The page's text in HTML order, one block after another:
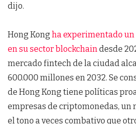
dijo.
Hong Kong ha experimentado
en su sector blockchain desde
mercado fintech de la ciudad
600.000 millones en 2032. Se
de Hong Kong tiene políticas
empresas de criptomonedas, un
el tono a veces combativo que